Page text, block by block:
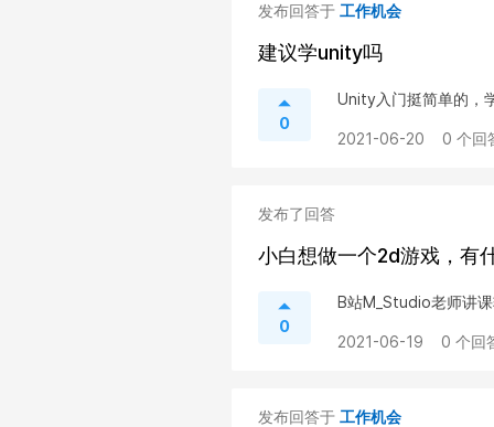
发布回答于 工作机会
建议学unity吗
0
Unity入门挺简单的，
2021-06-20 0 个回
发布了回答
小白想做一个2d游戏，有
0
B站M_Studio老师讲
2021-06-19 0 个回
发布回答于 工作机会